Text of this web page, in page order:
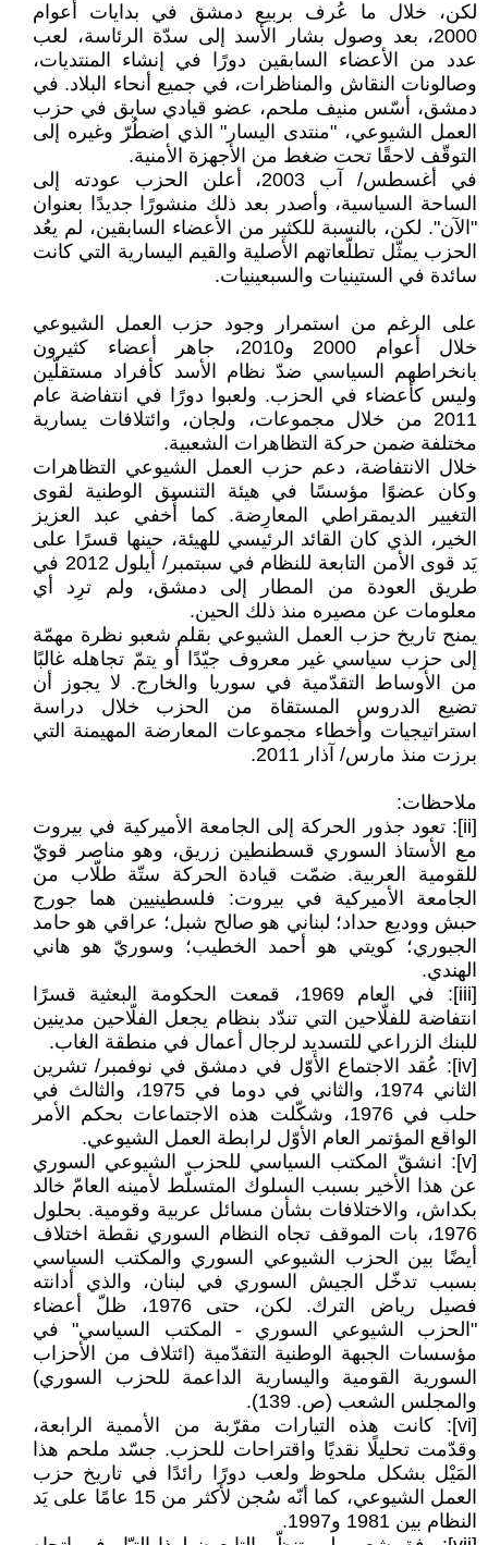
لكن، خلال ما عُرف بربيع دمشق في بدايات أعوام
2000، بعد وصول بشار الأسد إلى سدّة الرئاسة، لعب
عدد من الأعضاء السابقين دورًا في إنشاء المنتديات،
وصالونات النقاش والمناظرات، في جميع أنحاء البلاد. في
دمشق، أسّس منيف ملحم، عضو قيادي سابق في حزب
العمل الشيوعي، "منتدى اليسار" الذي اضطُرّ وغيره إلى
التوقّف لاحقًا تحت ضغط من الأجهزة الأمنية.
في أغسطس/ آب 2003، أعلن الحزب عودته إلى
الساحة السياسية، وأصدر بعد ذلك منشورًا جديدًا بعنوان
"الآن". لكن، بالنسبة للكثير من الأعضاء السابقين، لم يعُد
الحزب يمثّل تطلّعاتهم الأصلية والقيم اليسارية التي كانت
سائدة في الستينيات والسبعينيات.
على الرغم من استمرار وجود حزب العمل الشيوعي
خلال أعوام 2000 و2010، جاهر أعضاء كثيرون
بانخراطهم السياسي ضدّ نظام الأسد كأفراد مستقلّين
وليس كأعضاء في الحزب. ولعبوا دورًا في انتفاضة عام
2011 من خلال مجموعات، ولجان، وائتلافات يسارية
مختلفة ضمن حركة التظاهرات الشعبية.
خلال الانتفاضة، دعم حزب العمل الشيوعي التظاهرات
وكان عضوًا مؤسسًا في هيئة التنسيق الوطنية لقوى
التغيير الديمقراطي المعارِضة. كما أُخفي عبد العزيز
الخير، الذي كان القائد الرئيسي للهيئة، حينها قسرًا على
يَد قوى الأمن التابعة للنظام في سبتمبر/ أيلول 2012 في
طريق العودة من المطار إلى دمشق، ولم ترِد أي
معلومات عن مصيره منذ ذلك الحين.
يمنح تاريخ حزب العمل الشيوعي بقلم شعبو نظرة مهمّة
إلى حزب سياسي غير معروف جيّدًا أو يتمّ تجاهله غالبًا
من الأوساط التقدّمية في سوريا والخارج. لا يجوز أن
تضيع الدروس المستقاة من الحزب خلال دراسة
استراتيجيات وأخطاء مجموعات المعارضة المهيمنة التي
برزت منذ مارس/ آذار 2011.
ملاحظات:
[ii]: تعود جذور الحركة إلى الجامعة الأميركية في بيروت
مع الأستاذ السوري قسطنطين زريق، وهو مناصر قويّ
للقومية العربية. ضمّت قيادة الحركة ستّة طلّاب من
الجامعة الأميركية في بيروت: فلسطينيين هما جورج
حبش ووديع حداد؛ لبناني هو صالح شبل؛ عراقي هو حامد
الجبوري؛ كويتي هو أحمد الخطيب؛ وسوريّ هو هاني
الهندي.
[iii]: في العام 1969، قمعت الحكومة البعثية قسرًا
انتفاضة للفلّاحين التي تندّد بنظام يجعل الفلّاحين مدينين
للبنك الزراعي للتسديد لرجال أعمال في منطقة الغاب.
[iv]: عُقد الاجتماع الأوّل في دمشق في نوفمبر/ تشرين
الثاني 1974، والثاني في دوما في 1975، والثالث في
حلب في 1976، وشكّلت هذه الاجتماعات بحكم الأمر
الواقع المؤتمر العام الأوّل لرابطة العمل الشيوعي.
[v]: انشقّ المكتب السياسي للحزب الشيوعي السوري
عن هذا الأخير بسبب السلوك المتسلّط لأمينه العامّ خالد
بكداش، والاختلافات بشأن مسائل عربية وقومية. بحلول
1976، بات الموقف تجاه النظام السوري نقطة اختلاف
أيضًا بين الحزب الشيوعي السوري والمكتب السياسي
بسبب تدخّل الجيش السوري في لبنان، والذي أدانته
فصيل رياض الترك. لكن، حتى 1976، ظلّ أعضاء
"الحزب الشيوعي السوري - المكتب السياسي" في
مؤسسات الجبهة الوطنية التقدّمية (ائتلاف من الأحزاب
السورية القومية واليسارية الداعمة للحزب السوري)
والمجلس الشعب (ص. 139).
[vi]: كانت هذه التيارات مقرّبة من الأممية الرابعة،
وقدّمت تحليلًا نقديًا واقتراحات للحزب. جسّد ملحم هذا
المَيْل بشكل ملحوظ ولعب دورًا رائدًا في تاريخ حزب
العمل الشيوعي، كما أنّه سُجن لأكثر من 15 عامًا على يَد
النظام بين 1981 و1997.